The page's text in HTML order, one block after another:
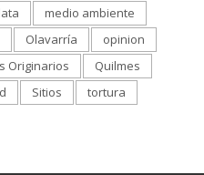
medio ambiente
Olavarría
opinion
Originarios
Quilmes
Sitios
tortura